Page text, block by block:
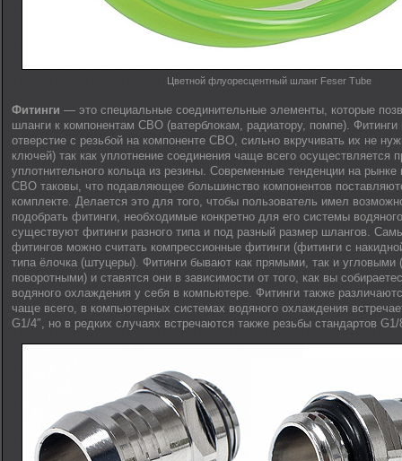
Цветной флуоресцентный шланг Feser Tube
Фитинги — это специальные соединительные элементы, которые
шланги к компонентам СВО (ватерблокам, радиатору, помпе). Фитинги
отверстие с резьбой на компоненте СВО, сильно вкручивать их не
ключей) так как уплотнение соединения чаще всего осуществляется
уплотнительного кольца из резины. Современные тенденции на
СВО таковы, что подавляющее большинство компонентов
комплекте. Делается это для того, чтобы пользователь имел
подобрать фитинги, необходимые конкретно для его системы
существуют фитинги разного типа и под разный размер шлангов.
фитингов можно считать компрессионные фитинги (фитинги с
типа ёлочка (штуцеры). Фитинги бывают как прямыми, так и угловыми
поворотными) и ставятся они в зависимости от того, как вы
водяного охлаждения у себя в компьютере. Фитинги также
чаще всего, в компьютерных системах водяного охлаждения
G1/4″, но в редких случаях встречаются также резьбы стандартов G1/